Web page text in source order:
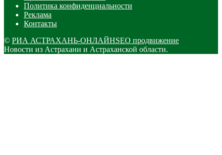
Политика конфиденциальности
Реклама
Контакты
© РИА АСТРАХАНЬ-ОНЛАЙНSEO продвижение
Новости из Астрахани и Астраханской области.